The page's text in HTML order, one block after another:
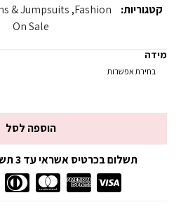
קטגוריות:
Fashion
,
& Jumpsuits
On Sale
מידה
הוספה לסל
תשלום בכרטיס אשראי עד 3 תשלומים ללא ריבית